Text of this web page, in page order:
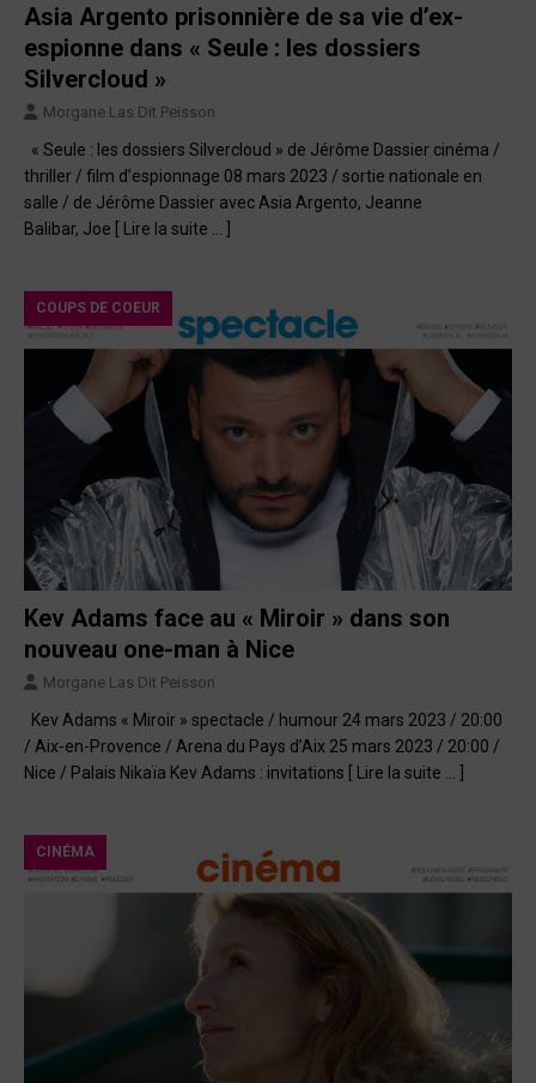
Asia Argento prisonnière de sa vie d’ex-
espionne dans « Seule : les dossiers
Silvercloud »
Morgane Las Dit Peisson
« Seule : les dossiers Silvercloud » de Jérôme Dassier cinéma /
thriller / film d’espionnage 08 mars 2023 / sortie nationale en
salle / de Jérôme Dassier avec Asia Argento, Jeanne
Balibar, Joe
[ Lire la suite … ]
COUPS DE COEUR
Kev Adams face au « Miroir » dans son
nouveau one-man à Nice
Morgane Las Dit Peisson
Kev Adams « Miroir » spectacle / humour 24 mars 2023 / 20:00
/ Aix-en-Provence / Arena du Pays d’Aix 25 mars 2023 / 20:00 /
Nice / Palais Nikaïa Kev Adams : invitations
[ Lire la suite … ]
CINÉMA